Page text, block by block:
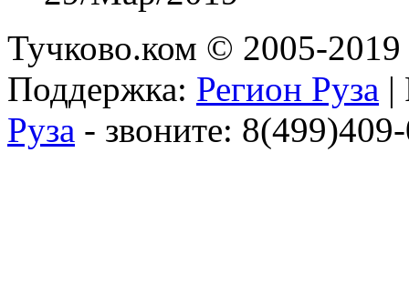
Тучково.ком © 2005-2019
Поддержка: Регион Руза |
Руза - звоните: